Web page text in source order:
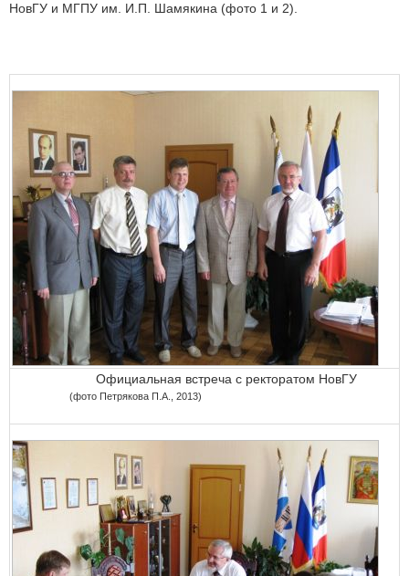
НовГУ и МГПУ им. И.П. Шамякина (фото 1 и 2).
Официальная встреча с ректоратом НовГУ
(фото Петрякова П.А., 2013)